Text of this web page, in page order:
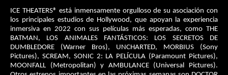
ICE THEATERS® está inmensamente orgulloso de su asociación con
los principales estudios de Hollywood, que apoyan la experiencia
inmersiva en 2022 con sus películas más esperadas, como THE
BATMAN, LOS ANIMALES FANTÁSTICOS: LOS SECRETOS DE
DUMBLEDORE (Warner Bros), UNCHARTED, MORBIUS (Sony
Pictures), SCREAM, SONIC 2: LA PELÍCULA (Paramount Pictures),
MOONFALL (Metropolitan) y AMBULANCE (Universal Pictures).